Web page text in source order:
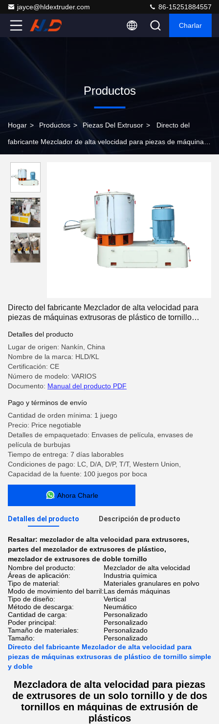
jayce@hldextruder.com 86-15251884557
Charlar
Productos
Hogar > Productos > Piezas Del Extrusor > Directo del
fabricante Mezclador de alta velocidad para piezas de máquinas
Directo del fabricante Mezclador de alta velocidad para
piezas de máquinas extrusoras de plástico de tornillo
Detalles del producto
Lugar de origen: Nankín, China
Nombre de la marca: HLD/KL
Certificación: CE
Número de modelo: VARIOS
Documento: Manual del producto PDF
Pago y términos de envío
Cantidad de orden mínima: 1 juego
Precio: Price negotiable
Detalles de empaquetado: Envases de película, envases de
película de burbujas
Tiempo de entrega: 7 días laborables
Condiciones de pago: LC, D/A, D/P, T/T, Western Union,
Capacidad de la fuente: 100 juegos por boca
Ahora Charle
Detalles del producto Descripción de producto
Resaltar: mezclador de alta velocidad para extrusores,
partes del mezclador de extrusores de plástico,
mezclador de extrusores de doble tornillo
Nombre del producto:
Mezclador de alta velocidad
Áreas de aplicación:
Industria química
Tipo de material:
Materiales granulares en polvo
Modo de movimiento del barril:Las demás máquinas
Tipo de diseño:
Vertical
Método de descarga:
Neumático
Cantidad de carga:
Personalizado
Poder principal:
Personalizado
Tamaño de materiales:
Personalizado
Tamaño:
Personalizado
Directo del fabricante Mezclador de alta velocidad para
piezas de máquinas extrusoras de plástico de tornillo simple
y doble
Mezcladora de alta velocidad para piezas
de extrusores de un solo tornillo y de dos
tornillos en máquinas de extrusión de
plásticos